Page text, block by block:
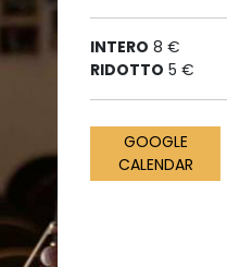
INTERO 8 €
RIDOTTO 5 €
GOOGLE
CALENDAR